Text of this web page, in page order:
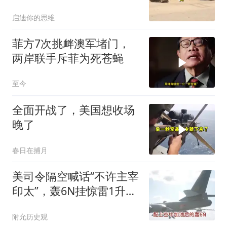
启迪你的思维
菲方7次挑衅澳军堵门，
两岸联手斥菲为死苍蝇
至今
全面开战了，美国想收场
晚了
春日在捕月
美司令隔空喊话“不许主宰
印太”，轰6N挂惊雷1升
附允历史观